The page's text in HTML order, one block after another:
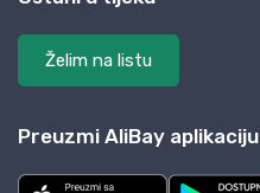
Želim na listu
Preuzmi AliBay aplikaciju